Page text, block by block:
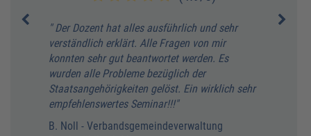
" Der Dozent hat alles ausführlich und sehr
verständlich erklärt. Alle Fragen von mir
konnten sehr gut beantwortet werden. Es
wurden alle Probleme bezüglich der
Staatsangehörigkeiten gelöst. Ein wirklich sehr
empfehlenswertes Seminar!!!"
B. Noll - Verbandsgemeindeverwaltung